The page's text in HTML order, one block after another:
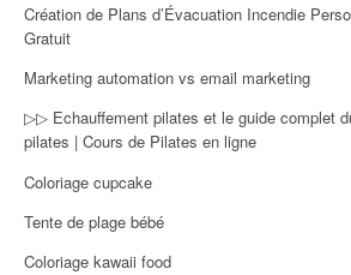
Création de Plans d’Évacuation Incendie
Gratuit
Marketing automation vs email marketing
▷▷ Echauffement pilates et le guide complet
pilates | Cours de Pilates en ligne
Coloriage cupcake
Tente de plage bébé
Coloriage kawaii food